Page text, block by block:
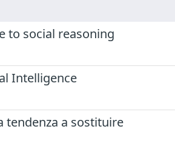
to social reasoning
Intelligence
tendenza a sostituire